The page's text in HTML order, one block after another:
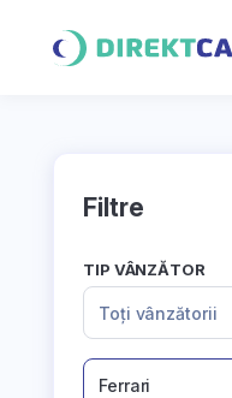
Filtre
TIP VÂNZĂTOR
Toți vânzătorii
Ferrari